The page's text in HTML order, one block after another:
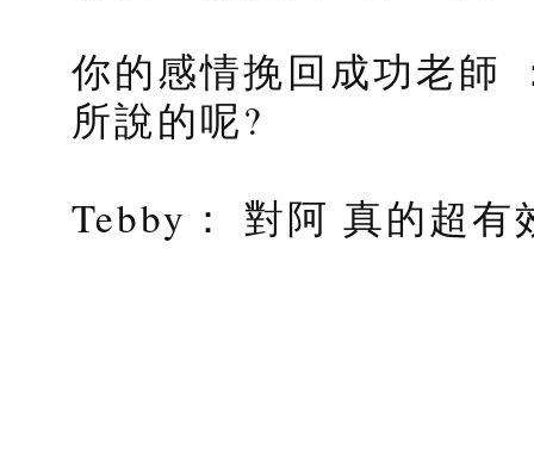
你的感情挽回成功老師
所說的呢?
Tebby： 對阿 真的超有